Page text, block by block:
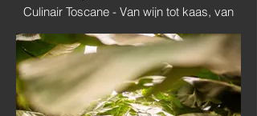
Culinair Toscane - Van wijn tot kaas, van